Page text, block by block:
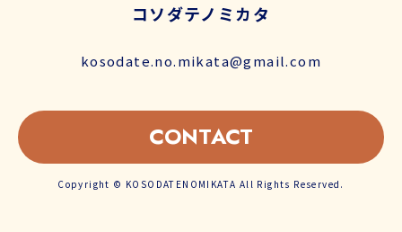
コソダテノミカタ
kosodate.no.mikata@gmail.com
CONTACT
Copyright © KOSODATENOMIKATA All Rights Reserved.